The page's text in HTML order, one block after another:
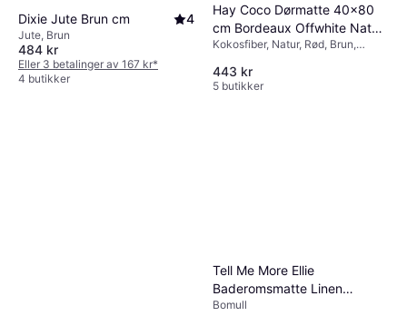
Dixie Jute Brun cm 4
Jute, Brun
484 kr
Eller 3 betalinger av 167 kr*
4 butikker
Hay Coco Dørmatte 40x80
cm Bordeaux Offwhite Natur,
Rød, Brun, Multifarget
Kokosfiber, Natur, Rød, Brun,
443 kr
5 butikker
Tell Me More Ellie
Baderomsmatte Linen
60x100 Beige
Bomull